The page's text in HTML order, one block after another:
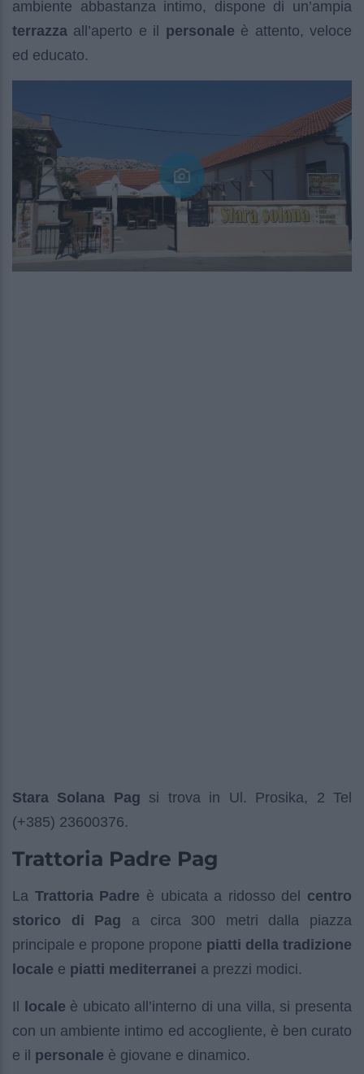
ambiente abbastanza intimo, dispone di un’ampia
terrazza all’aperto e il personale è attento, veloce
ed educato.
Stara Solana Pag si trova in Ul. Prosika, 2 Tel
(+385) 23600376.
Trattoria Padre Pag
La Trattoria Padre è ubicata a ridosso del centro
storico di Pag a circa 300 metri dalla piazza
principale e propone propone piatti della tradizione
locale e piatti mediterranei a prezzi modici.
Il locale è ubicato all’interno di una villa, si presenta
con un ambiente intimo ed accogliente, è ben curato
e il personale è giovane e dinamico.